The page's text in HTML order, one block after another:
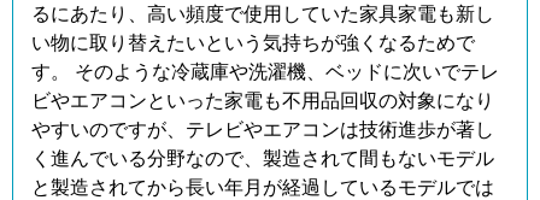
るにあたり、高い頻度で使用していた家具家電も新し
い物に取り替えたいという気持ちが強くなるためで
す。 そのような冷蔵庫や洗濯機、ベッドに次いでテレ
ビやエアコンといった家電も不用品回収の対象になり
やすいのですが、テレビやエアコンは技術進歩が著し
く進んでいる分野なので、製造されて間もないモデル
と製造されてから長い年月が経過しているモデルでは